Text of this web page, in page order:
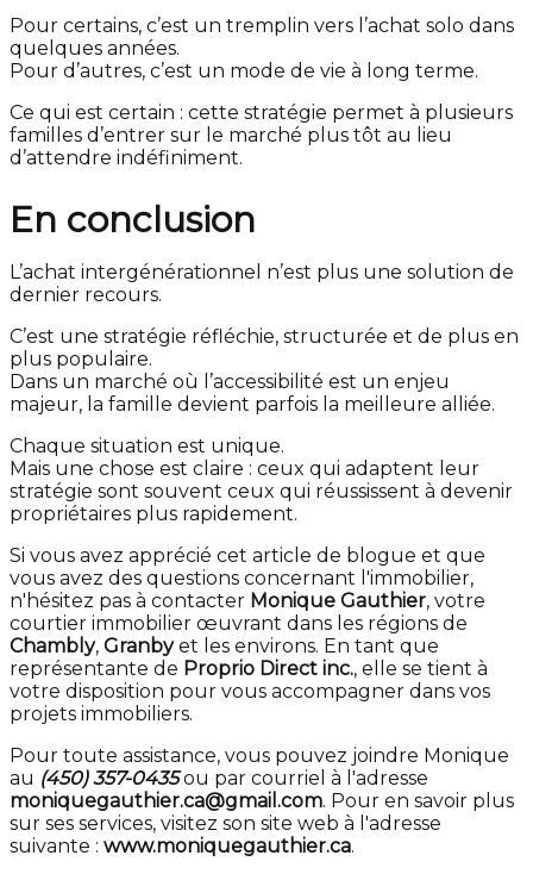
Pour certains, c’est un tremplin vers l’achat solo dans
quelques années.
Pour d’autres, c’est un mode de vie à long terme.
Ce qui est certain : cette stratégie permet à plusieurs
familles d’entrer sur le marché plus tôt au lieu
d’attendre indéfiniment.
En conclusion
L’achat intergénérationnel n’est plus une solution de
dernier recours.
C’est une stratégie réfléchie, structurée et de plus en
plus populaire.
Dans un marché où l’accessibilité est un enjeu
majeur, la famille devient parfois la meilleure alliée.
Chaque situation est unique.
Mais une chose est claire : ceux qui adaptent leur
stratégie sont souvent ceux qui réussissent à devenir
propriétaires plus rapidement.
Si vous avez apprécié cet article de blogue et que
vous avez des questions concernant l'immobilier,
n'hésitez pas à contacter Monique Gauthier, votre
courtier immobilier œuvrant dans les régions de
Chambly, Granbyet les environs. En tant que
représentante de Proprio Direct inc., elle se tient à
votre disposition pour vous accompagner dans vos
projets immobiliers.
Pour toute assistance, vous pouvez joindre Monique
au (450) 357-0435ou par courriel à l'adresse
moniquegauthier.ca@gmail.com. Pour en savoir plus
sur ses services, visitez son site web à l'adresse
suivante : www.moniquegauthier.ca.